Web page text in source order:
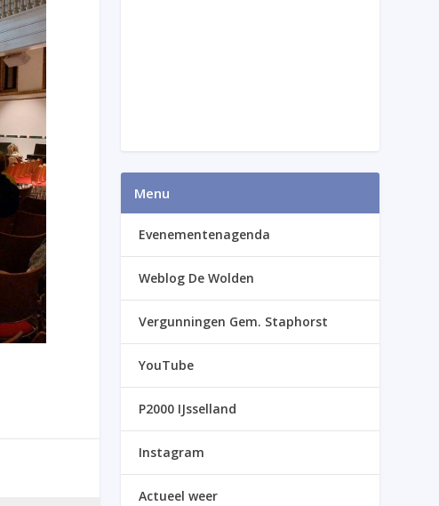
Menu
Evenementenagenda
Weblog De Wolden
Vergunningen Gem. Staphorst
YouTube
P2000 IJsselland
Instagram
Actueel weer